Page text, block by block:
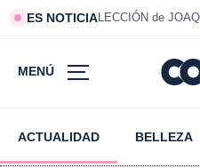
ES NOTICIALECCIÓN de
MENÚ
ACTUALIDAD BELLEZA